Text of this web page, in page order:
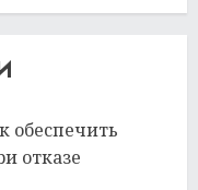
обеспечить
отказе